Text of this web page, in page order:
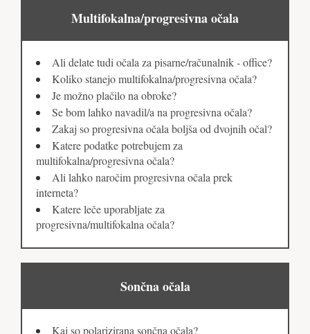
Multifokalna/progresivna očala
Ali delate tudi očala za pisarne/računalnik - office?
Koliko stanejo multifokalna/progresivna očala?
Je možno plačilo na obroke?
Se bom lahko navadil/a na progresivna očala?
Zakaj so progresivna očala boljša od dvojnih očal?
Katere podatke potrebujem za
multifokalna/progresivna očala?
Ali lahko naročim progresivna očala prek
interneta?
Katere leče uporabljate za
progresivna/multifokalna očala?
Sončna očala
Kaj so polarizirana sončna očala?